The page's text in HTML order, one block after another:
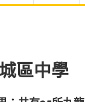
區中學